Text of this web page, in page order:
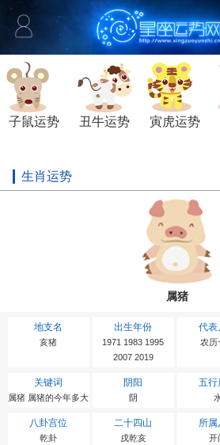
子鼠运势 丑牛运势 寅虎运势
生肖运势
属猪
地支名
亥猪
出生年份
1971 1983 1995
2007 2019
代表
农历
关键词
属猪 属猪的今年多大
阴阳
阴
五行
八卦宫位
乾卦
二十四山
戌乾亥
所属
开